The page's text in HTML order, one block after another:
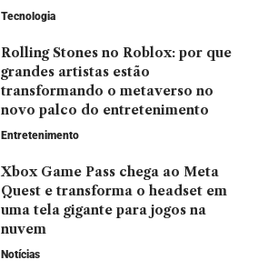
Tecnologia
Rolling Stones no Roblox: por que
grandes artistas estão
transformando o metaverso no
novo palco do entretenimento
Entretenimento
Xbox Game Pass chega ao Meta
Quest e transforma o headset em
uma tela gigante para jogos na
nuvem
Notícias